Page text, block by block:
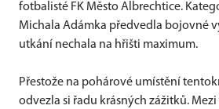
fotbalisté FK Město Albrechtice.
Michala Adámka předvedla bojovné
utkání nechala na hřišti maximum.
Přestože na pohárové umístění
odvezla si řadu krásných zážitků.